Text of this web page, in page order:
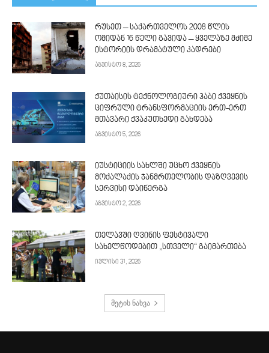
რუსეთ – საქართველოს 2008 წლის
ომიდან 16 წელი გავიდა – ყველაზე მძიმე
ისტორიის დრამატული კადრები
აგვისტო 8, 2026
ქუთაისის ტექნოლოგიური ჰაბი ქვეყნის
ციფრული ტრანსფორმაციის ერთ-ერთ
მთავარი ქვაკუთხედი გახდება
აგვისტო 5, 2026
იუსტიციის სახლში უცხო ქვეყნის
მოქალაქის ჯანმრთელობის დაზღვევის
სერვისი დაინერგა
აგვისტო 2, 2026
თელავში ღვინის ფესტივალი
სახელწოდებით „სთველი“ გაიმართება
ივლისი 31, 2026
მეტის ნახვა